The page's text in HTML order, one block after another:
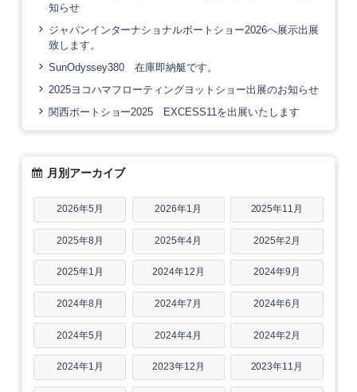
知らせ
ジャパンインターナショナルボートショー2026へ展示出展
致します。
SunOdyssey380 在庫即納艇です。
2025ヨコハマフローティングヨットショー出展のお知らせ
関西ボートショー2025 EXCESS11を出展いたします
月別アーカイブ
2026年5月 2026年1月 2025年11月
2025年8月 2025年4月 2025年2月
2025年1月 2024年12月 2024年9月
2024年8月 2024年7月 2024年6月
2024年5月 2024年4月 2024年2月
2024年1月 2023年12月 2023年11月